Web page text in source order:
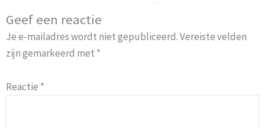
Geef een reactie
Je e-mailadres wordt niet gepubliceerd.Vereiste velden
zijn gemarkeerd met *
Reactie *